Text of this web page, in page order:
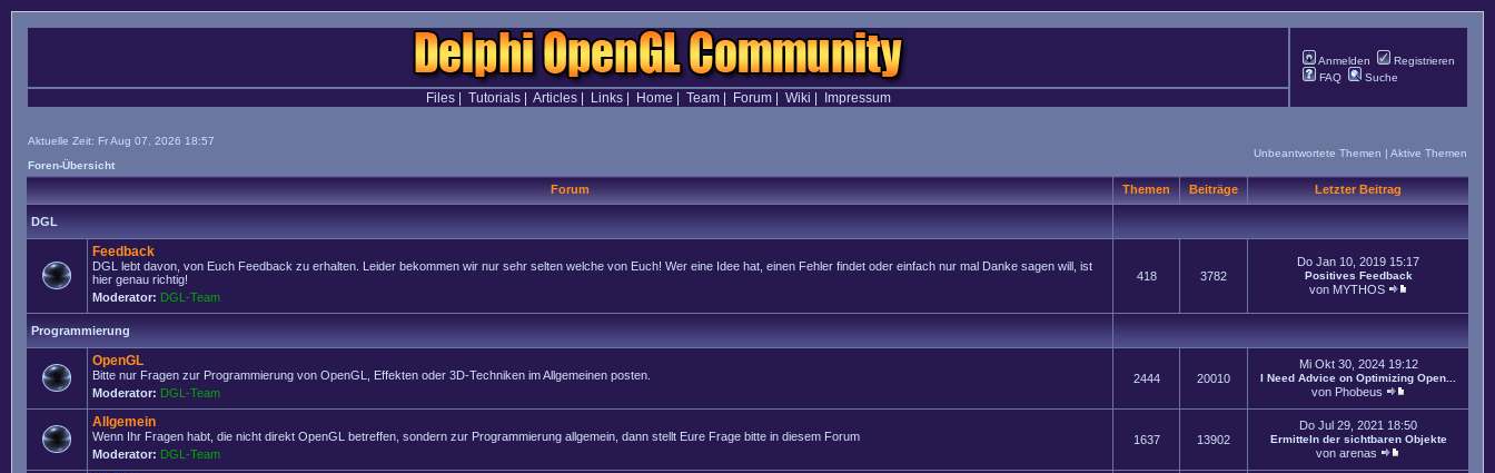
Anmelden
Registrieren
FAQ
Suche
Files| Tutorials| Articles| Links| Home Team| Forum| Wiki Impressum
Aktuelle Zeit: Fr Aug 07, 2026 18:57
Foren-Übersicht
Unbeantwortete Themen | Aktive Themen
Forum Themen Beiträge Letzter Beitrag
DGL
Feedback
DGL lebt davon, von Euch Feedback zu erhalten. Leider bekommen wir nur sehr selten welche von Euch! Wer eine Idee hat, einen Fehler findet oder einfach nur mal Danke sagen will, ist
hier genau richtig!
Moderator: DGL-Team
418 3782
Do Jan 10, 2019 15:17
Positives Feedback
von MYTHOS
Programmierung
OpenGL
Bitte nur Fragen zur Programmierung von OpenGL, Effekten oder 3D-Techniken im Allgemeinen posten.
Moderator: DGL-Team
2444 20010
Mi Okt 30, 2024 19:12
I Need Advice on Optimizing Open...
von Phobeus
Allgemein
Wenn Ihr Fragen habt, die nicht direkt OpenGL betreffen, sondern zur Programmierung allgemein, dann stellt Eure Frage bitte in diesem Forum
Moderator: DGL-Team
1637 13902
Do Jul 29, 2021 18:50
Ermitteln der sichtbaren Objekte
von arenas